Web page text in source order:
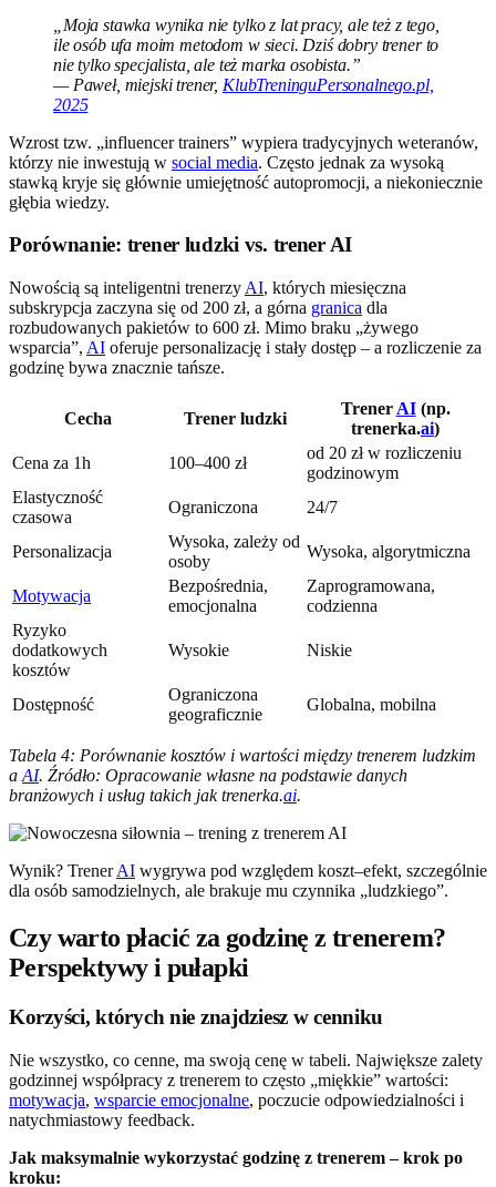
„Moja stawka wynika nie tylko z lat pracy, ale też z tego,
ile osób ufa moim metodom w sieci. Dziś dobry trener to
nie tylko specjalista, ale też marka osobista.”
— Paweł, miejski trener, KlubTreninguPersonalnego.pl,
2025
Wzrost tzw. „influencer trainers” wypiera tradycyjnych weteranów,
którzy nie inwestują w social media. Często jednak za wysoką
stawką kryje się głównie umiejętność autopromocji, a niekoniecznie
głębia wiedzy.
Porównanie: trener ludzki vs. trener AI
Nowością są inteligentni trenerzy AI, których miesięczna
subskrypcja zaczyna się od 200 zł, a górna granica dla
rozbudowanych pakietów to 600 zł. Mimo braku „żywego
wsparcia”, AI oferuje personalizację i stały dostęp – a rozliczenie za
godzinę bywa znacznie tańsze.
Cecha Trener ludzki
Trener AI(np.
trenerka.ai)
Cena za 1h
100–400 zł
od 20 zł w rozliczeniu
godzinowym
Elastyczność
czasowa
Ograniczona 24/7
Personalizacja
Wysoka, zależy od
osoby
Wysoka, algorytmiczna
Motywacja
Bezpośrednia,
emocjonalna
Zaprogramowana,
codzienna
Ryzyko
dodatkowych
kosztów
Wysokie Niskie
Dostępność
Ograniczona
geograficznie
Globalna, mobilna
Tabela 4: Porównanie kosztów i wartości między trenerem ludzkim
a AI. Źródło: Opracowanie własne na podstawie danych
branżowych i usług takich jak trenerka.ai.
Wynik? TrenerAI wygrywa pod względem koszt–efekt, szczególnie
dla osób samodzielnych, ale brakuje mu czynnika „ludzkiego”.
Czy warto płacić za godzinę z trenerem?
Perspektywy i pułapki
Korzyści, których nie znajdziesz w cenniku
Nie wszystko, co cenne, ma swoją cenę w tabeli. Największe zalety
godzinnej współpracy z trenerem to często „miękkie” wartości:
motywacja, wsparcie emocjonalne, poczucie odpowiedzialności i
natychmiastowy feedback.
Jak maksymalnie wykorzystać godzinę z trenerem – krok po
kroku: